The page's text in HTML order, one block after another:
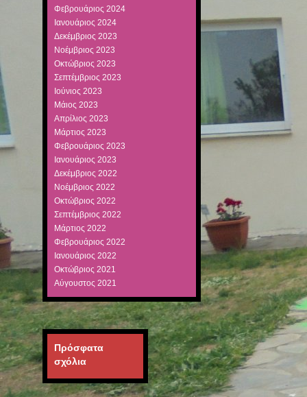
Φεβρουάριος 2024
Ιανουάριος 2024
Δεκέμβριος 2023
Νοέμβριος 2023
Οκτώβριος 2023
Σεπτέμβριος 2023
Ιούνιος 2023
Μάιος 2023
Απρίλιος 2023
Μάρτιος 2023
Φεβρουάριος 2023
Ιανουάριος 2023
Δεκέμβριος 2022
Νοέμβριος 2022
Οκτώβριος 2022
Σεπτέμβριος 2022
Μάρτιος 2022
Φεβρουάριος 2022
Ιανουάριος 2022
Οκτώβριος 2021
Αύγουστος 2021
Πρόσφατα
σχόλια